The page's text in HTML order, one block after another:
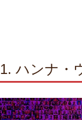
1. ハンナ・